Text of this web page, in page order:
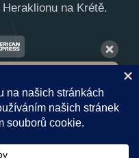
na Krétě.
pouze pro dospělé) v
sazba €232
sazba € 240
dostupnou cenu pro